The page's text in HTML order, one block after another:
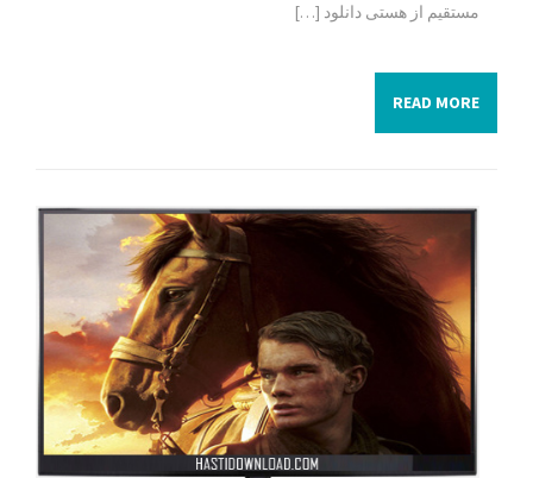
مستقیم از هستی دانلود […]
READ MORE